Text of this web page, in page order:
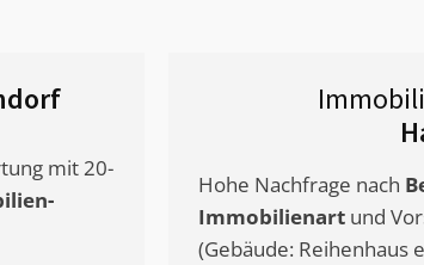
mit 20-
Hohe Nachfrage nach
Immobilienart und
(Gebäude: Reihenhaus